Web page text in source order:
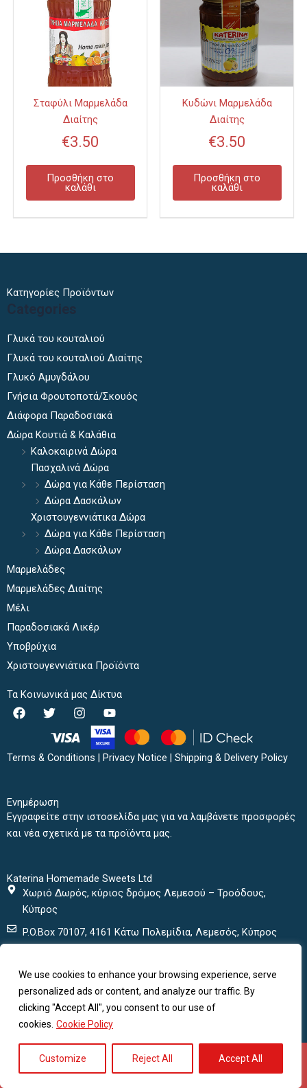
We use cookies to enhance your browsing experience, serve
personalized ads or content, and analyze our traffic. By
clicking "Accept All", you consent to our use of
cookies. Cookie Policy
Customize Reject All Accept All
Σταφύλι Μαρμελάδα
Διαίτης
€3.50
Προσθήκη στο
καλάθι
Κυδώνι Μαρμελάδα
Διαίτης
€3.50
Προσθήκη στο
καλάθι
Κατηγορίες Προϊόντων
Categories
Γλυκά του κουταλιού
Γλυκά του κουταλιού Διαίτης
Γλυκό Αμυγδάλου
Γνήσια Φρουτοποτά/Σκουός
Διάφορα Παραδοσιακά
Δώρα Κουτιά & Καλάθια
Καλοκαιρινά Δώρα
Πασχαλινά Δώρα
Δώρα για Κάθε Περίσταση
Δώρα Δασκάλων
Χριστουγεννιάτικα Δώρα
Δώρα για Κάθε Περίσταση
Δώρα Δασκάλων
Μαρμελάδες
Μαρμελάδες Διαίτης
Μέλι
Παραδοσιακά Λικέρ
Υποβρύχια
Χριστουγεννιάτικα Προϊόντα
Τα Κοινωνικά μας Δίκτυα
F
a
b
T
w
i
t
I
n
t
a
Y
o
u
t
u
Terms & Conditions | Privacy Notice | Shipping & Delivery Policy
Ενημέρωση
Εγγραφείτε στην ιστοσελίδα μας για να λαμβάνετε προσφορές
και νέα σχετικά με τα προϊόντα μας.
Katerina Homemade Sweets Ltd
Χωριό Δωρός, κύριος δρόμος Λεμεσού – Τροόδους,
Κύπρος
P.O.Box 70107, 4161 Κάτω Πολεμίδια, Λεμεσός, Κύπρος
+ 357 25435152
katerinasweets@cytanet.com.cy
© KATERINA HOME MADE SWEETS LIMITED, Limassol Platron,
Doros, 4750, Company reg. no. ΗΕ 77119 | Developed bymmVirtual